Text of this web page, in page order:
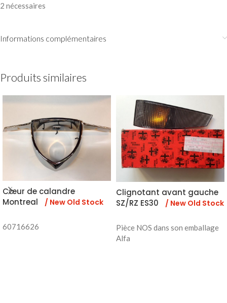
2 nécessaires
Informations complémentaires
Produits similaires
Cœur de calandre
Montreal
/ New Old Stock
60716626
Clignotant avant gauche
SZ/RZ ES30
/ New Old Stock
Pièce NOS dans son emballage
Alfa